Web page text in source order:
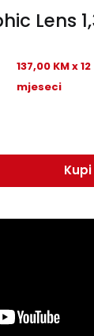
Lens
137,00 KM x 12
mjeseci